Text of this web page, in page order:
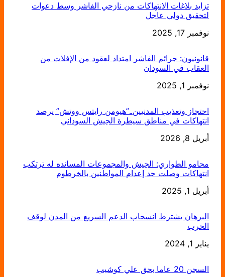
تزايد بلاغات الانتهاكات من نازحي الفاشر وسط دعوات
لتحقيق دولي عاجل
التاريخ
نوفمبر 17, 2025
قانونيون: جرائم الفاشر امتداد لعقود من الإفلات من
العقاب في السودان
التاريخ
نوفمبر 1, 2025
احتجاز وتعذيب المدنيين..”هيومن رايتس ووتش” يرصد
انتهاكات في مناطق سيطرة الجيش السوداني
التاريخ
أبريل 8, 2026
محامو الطواري: الجيش والمجموعات المسانده له ترتكب
انتهاكات وصلت حد إعدام المواطنين بالخرطوم
التاريخ
أبريل 1, 2025
البرهان يشترط انسحاب الدعم السريع من المدن لوقف
الحرب
التاريخ
يناير 1, 2024
السجن 20 عاما بحق علي كوشيب